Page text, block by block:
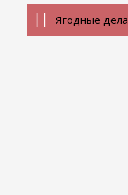
Ягодные дела